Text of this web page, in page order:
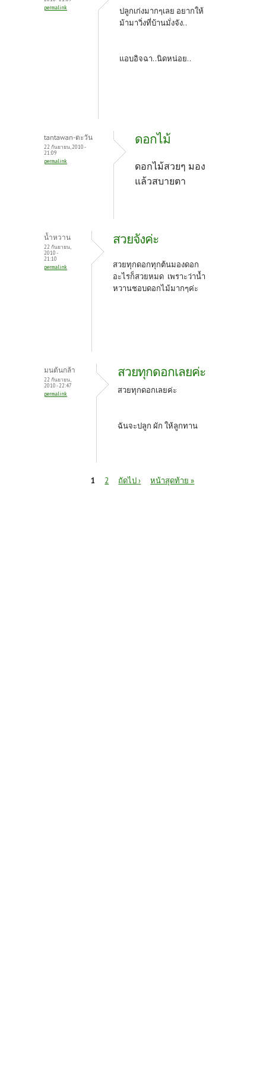
permalink
ปลูกเก่งมากๆเลย อยากให้
ม้ามาวิ่งที่บ้านมั่งจัง..
แอบอิจฉา..นิดหน่อย..
tantawan-ตะวัน
22 กันยายน, 2010 -
21:09
permalink
ดอกไม้
ดอกไม้สวยๆ มอง
แล้วสบายตา
น้ำหวาน
22 กันยายน,
2010 -
21:10
permalink
สวยจังค่ะ
สวยทุกดอกทุกต้นมองดอก
อะไรก็สวยหมด เพราะว่าน้ำ
หวานชอบดอกไม้มากๆค่ะ
มนต้นกล้า
22 กันยายน,
2010 - 22:47
permalink
สวยทุกดอกเลยค่ะ
สวยทุกดอกเลยค่ะ
ฉันจะปลูก ผัก ให้ลูกทาน
1 2 ถัดไป › หน้าสุดท้าย »